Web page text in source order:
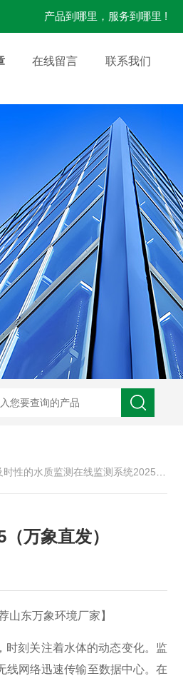
产品到哪里，服务到哪里 !
在线留言 联系我们
流速剖面仪 WX-NJD50交通能见度监测
水质监测在线监测系统2025（万象直发）
万象直发）
东万象环境厂家】
时刻关注着水体的动态变化。监
线网络迅速传输至数据中心。在